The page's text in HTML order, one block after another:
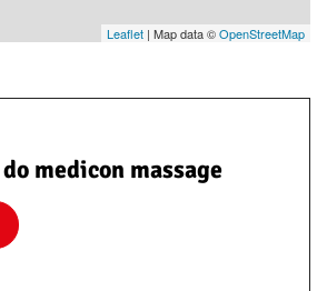
Leaflet | Map data ©OpenStreetMap
medicon massage